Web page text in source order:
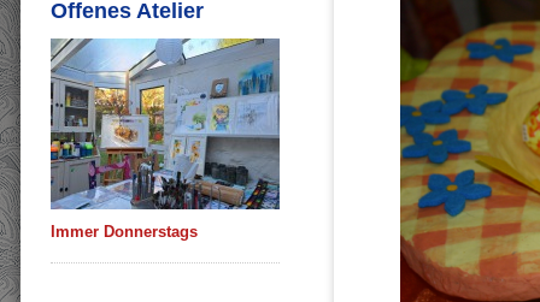
Offenes Atelier
Immer Donnerstags